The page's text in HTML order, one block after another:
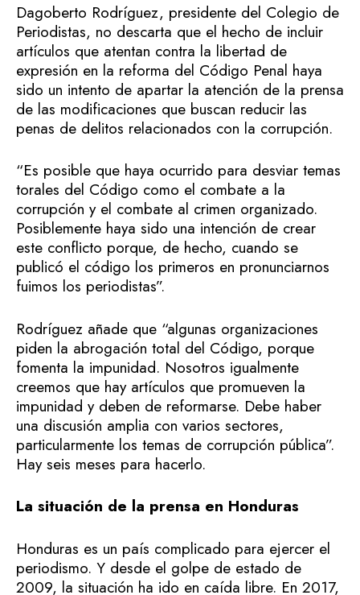
Dagoberto Rodríguez, presidente del Colegio de
Periodistas, no descarta que el hecho de incluir
artículos que atentan contra la libertad de
expresión en la reforma del Código Penal haya
sido un intento de apartar la atención de la prensa
de las modificaciones que buscan reducir las
penas de delitos relacionados con la corrupción.
“Es posible que haya ocurrido para desviar temas
torales del Código como el combate a la
corrupción y el combate al crimen organizado.
Posiblemente haya sido una intención de crear
este conflicto porque, de hecho, cuando se
publicó el código los primeros en pronunciarnos
fuimos los periodistas”.
Rodríguez añade que “algunas organizaciones
piden la abrogación total del Código, porque
fomenta la impunidad. Nosotros igualmente
creemos que hay artículos que promueven la
impunidad y deben de reformarse. Debe haber
una discusión amplia con varios sectores,
particularmente los temas de corrupción pública”.
Hay seis meses para hacerlo.
La situación de la prensa en Honduras
Honduras es un país complicado para ejercer el
periodismo. Y desde el golpe de estado de
2009, la situación ha ido en caída libre. En 2017,